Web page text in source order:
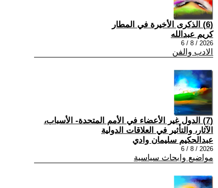
(6) الذكرى الأخيرة في المطار
كريم عبدالله
2026 / 8 / 6
الادب والفن
(7) الدول غير الأعضاء في الأمم المتحدة- الأسباب،
الآثار، والتأثير في العلاقات الدولية
عبدالحكيم سليمان وادي
2026 / 8 / 6
مواضيع وابحاث سياسية